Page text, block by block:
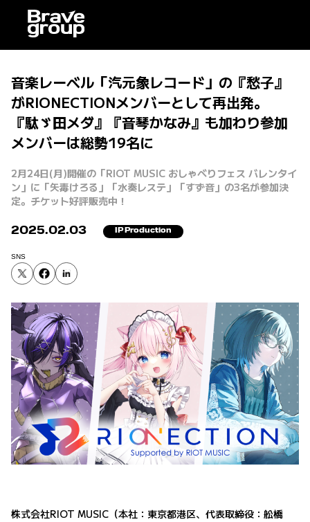
音楽レーベル「汽元象レコード」の『愁子』
がRIONECTIONメンバーとして再出発。
『駄ゞ田メダ』『音琴かなみ』も加わり参加
メンバーは総勢19名に
2月24日(月)開催の「RIOT MUSIC おしゃべりフェス バレンタイ
ン」に「矢毒けろる」「水奏レステ」「すず音」の3名が参加決
定。チケット好評販売中！
2025.02.03 IP Production
SNS
株式会社RIOT MUSIC（本社：東京都港区、代表取締役：舩橋